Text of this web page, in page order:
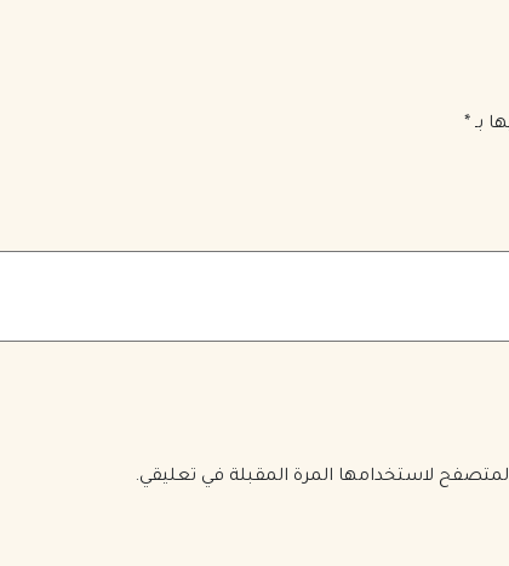
بـ *
لاستخدامها المرة المقبلة في تعليقي.